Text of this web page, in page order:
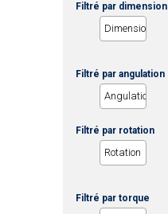
Filtré par dimension
Filtré par angulation
Filtré par rotation
Filtré par torque